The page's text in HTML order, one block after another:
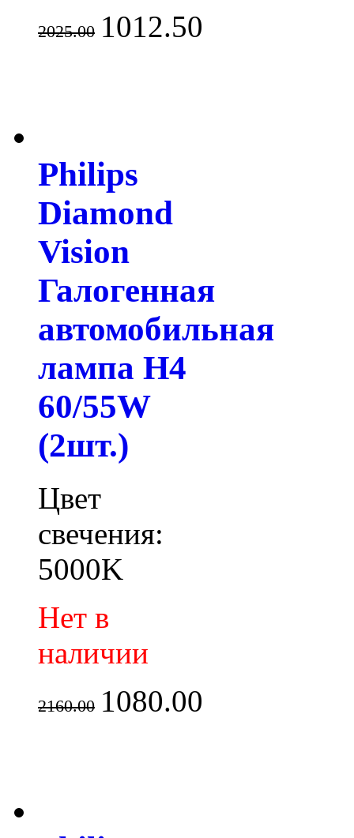
2025.00 1012.50
Philips
Diamond
Vision
Галогенная
автомобильная
лампа H4
60/55W
(2шт.)
Цвет
свечения:
5000K
Нет в
наличии
2160.00 1080.00